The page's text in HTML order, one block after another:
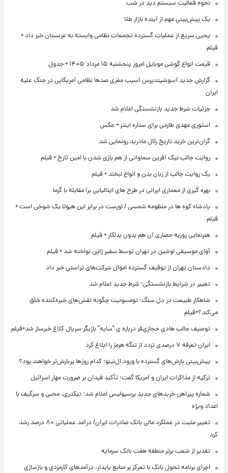
نحوه فعالیت سیستم دید در شب
یک پیش‌بینی مهم از آینده بازار طلا
یحیی سریع از عملیات گسترده تجمعات نظامی وابسته به عربستان خبر داد +
فیلم
قیمت انواع گوشی موبایل امروز پنجشنبه ۱۵ مرداد ۱۴۰۵ + جدول
گزارش جدید آسوشیتدپرس آسیب مغزی صدها نظامی آمریکایی در جنگ علیه
ایران
جزئیات شرط جدید بازنشستگی اعلام شد
استوری مهدی طارمی برای ستاره اینتر + عکس
گران‌ترین خرید تاریخ رئال مادرید رونمایی شد
روایت جالب نیک آفرین سماواتی از هم بازی شدن با امین تارخ + فیلم
یک روایت جالب از زبان بدن و انواع لبخند + فیلم
بهره گیری از معماری ایرانی در طرح های ایتالیایی برا مقابله با گرما
پادشاه کوه ها در منظومه شمسی / اورست در برابر این هیولا یک شوخی است +
فیلم
هنرنمایی روزبه حصاری آن هم بدون بدلکار + فیلم
آوای موسیقی اوشین در تهران توسط سفیر ژاپن نواخته شد + فیلم
دادستان تهران از توقیف گسترده اموال شرکت‌های تراستی خبر داد
تغییر در شرایط بازنشستگی؛ شرط جدید اعلام شد
شاهکار طبیعت در دل سنگ؛ تومسونیت چگونه نقش‌های خیره‌کننده خلق
می‌کند؟+فیلم
توصیف جالب هادی حجازی‌فر درباره ی "سایه" بازیگر سریال کلاغ خبرساز شد+فیلم
ایران تعرفه ۷ درصدی تردد از تنگه هرمز را ابلاغ کرد
پیش‌بینی بارش‌های گسترده با ورود ال‌نینو؛ کدام روزها پربارش‌تر خواهند بود؟
ترکیه از مذاکرات ایران و آمریکا گفت؛ تأکید فیدان بر ضرورت مهار اسرائیل
شماره پیراهن خریدهای جدید پرسپولیس اعلام شد؛ تیکدری، محبی و سرگیف با
اعداد ویژه
تغییر مثبت در عملکرد مالی بانک صادرات ایران/ درآمد عملیاتی ۸۰ درصد رشد
کرد
تقدیر از شعب برتر منطقه هفت بانک سرمایه
اجرای برنامه تحول بانک با تمرکز بر منابع پایدار، درآمدهای کارمزدی و بازسازی